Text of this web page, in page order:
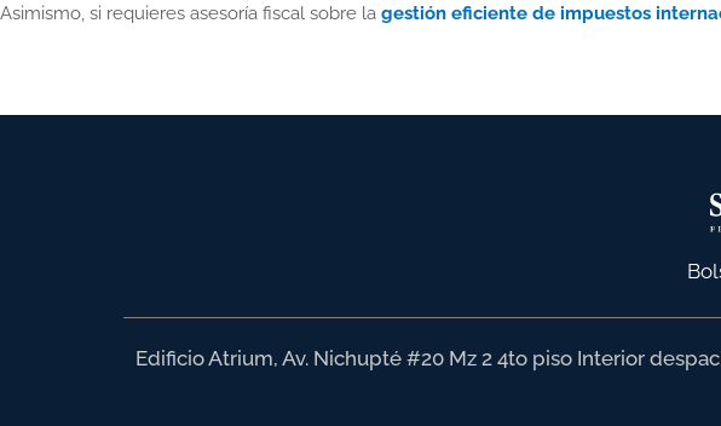
Asimismo, si requieres asesoría fiscal sobre la gestión eficiente de impuestos
Edificio Atrium, Av. Nichupté #20 Mz 2 4to piso Interior